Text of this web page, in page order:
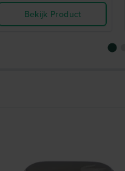
Bekijk Product